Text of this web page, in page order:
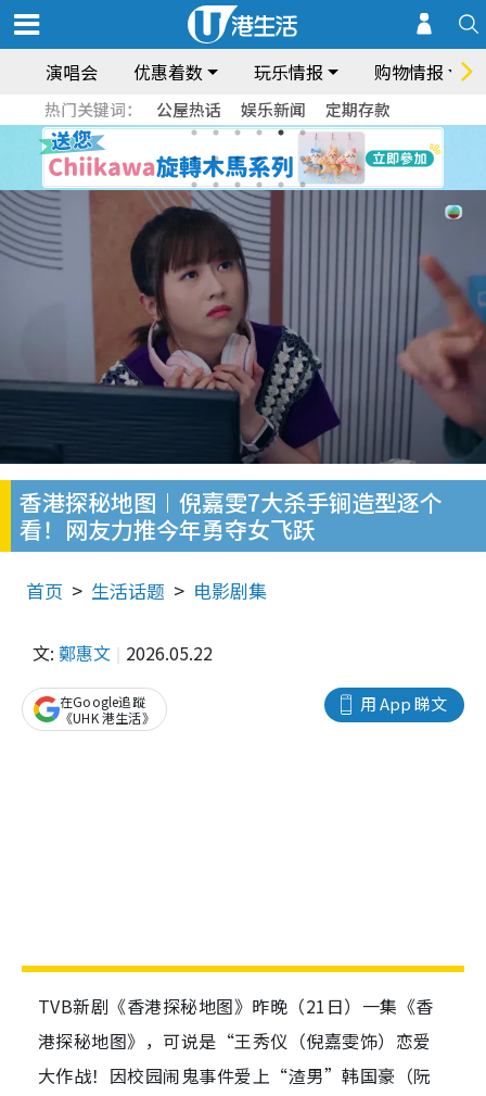
演唱会 优惠着数 玩乐情报 购物情报
热门关键词： 公屋热话 娱乐新闻 定期存款
香港探秘地图︱倪嘉雯7大杀手锏造型逐个
看！网友力推今年勇夺女飞跃
首页 生活话题 电影剧集
文: 鄭惠文 2026.05.22
用 App 睇文
在Google追蹤
《UHK 港生活》
TVB新剧《香港探秘地图》昨晚（21日）一集《香
港探秘地图》，可说是“王秀仪（倪嘉雯饰）恋爱
大作战！因校园闹鬼事件爱上“渣男”韩国豪（阮